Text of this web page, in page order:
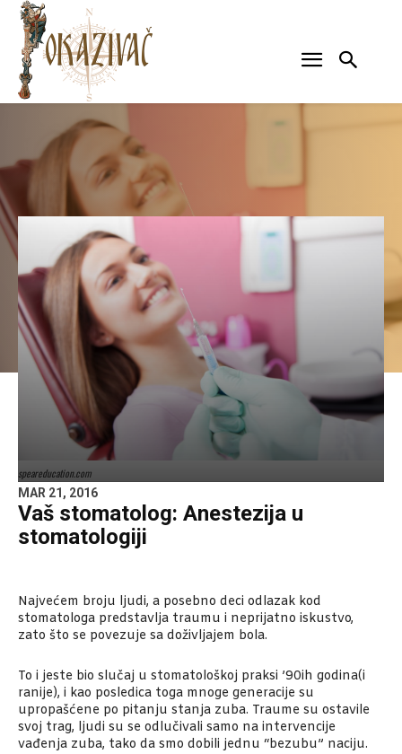
speareducation.com
MAR 21, 2016
Vaš stomatolog: Anestezija u
stomatologiji
Najvećem broju ljudi, a posebno deci odlazak kod
stomatologa predstavlja traumu i neprijatno iskustvo,
zato što se povezuje sa doživljajem bola.
To i jeste bio slučaj u stomatološkoj praksi ’90ih godina(i
ranije), i kao posledica toga mnoge generacije su
upropašćene po pitanju stanja zuba. Traume su ostavile
svoj trag, ljudi su se odlučivali samo na intervencije
vađenja zuba, tako da smo dobili jednu “bezubu” naciju.